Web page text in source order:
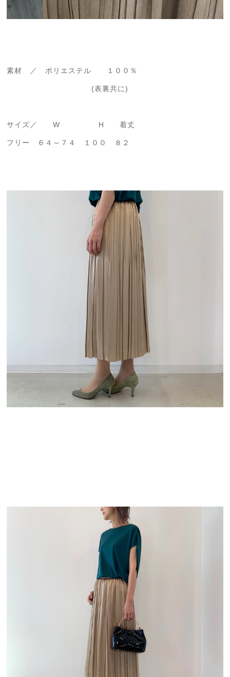
素材 ／ ポリエステル １００％
(表裏共に)
サイズ／ W H 着丈
フリー ６４～７４ １００ ８２